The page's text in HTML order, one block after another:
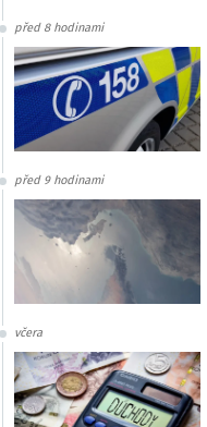
před 8 hodinami
před 9 hodinami
včera